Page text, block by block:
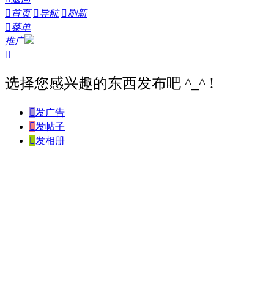
 首页 导航 刷新
菜单
推广

选择您感兴趣的东西发布吧 ^_^ !
发广告
发帖子
发相册